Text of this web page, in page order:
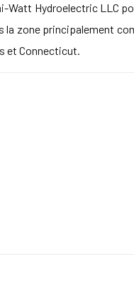
Watt Hydroelectric LLC
la zone principalement
et Connecticut.